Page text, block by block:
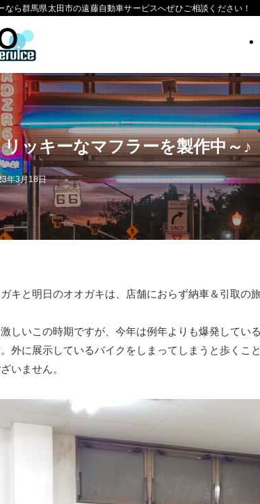
なら群馬県太田市の遠藤自動車サービスへぜひご相談ください！
リッキーなマフラーを製作中～♪
年3月18日
キと明日のオオガキは、店舗におらず納車＆引取の
しいこの時期ですが、今年は例年よりも爆発してい
外に展示しているバイクをしまってしまうと歩くこ
いません。